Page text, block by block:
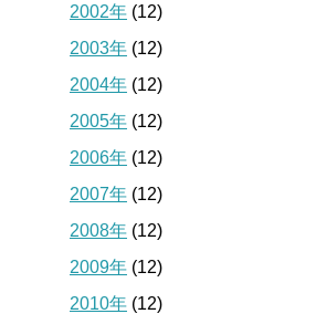
2002年 (12)
2003年 (12)
2004年 (12)
2005年 (12)
2006年 (12)
2007年 (12)
2008年 (12)
2009年 (12)
2010年 (12)